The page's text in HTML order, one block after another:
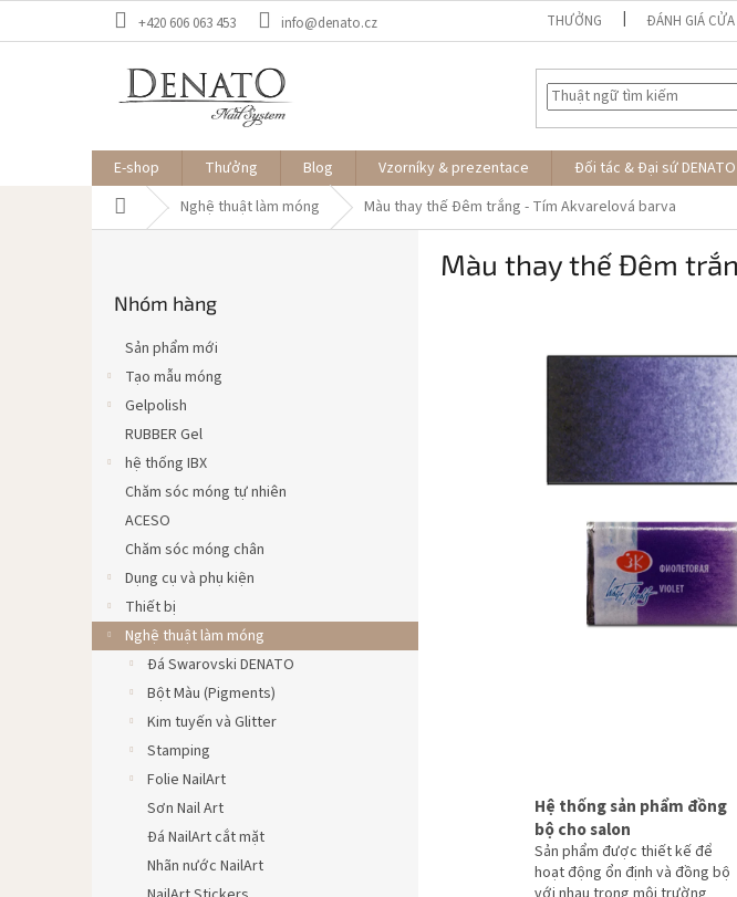
+420 606 063 453 info@denato.cz THƯỞNG ĐÁNH GIÁ CỬA
E-shop Thưởng Blog Vzorníky & prezentace Đối tác & Đại sứ DENATO
Trang
chủ
Nghệ thuật làm móng Màu thay thế Đêm trắng - Tím Akvarelová barva
qua
mục
Nhóm hàng
Sản phẩm mới
Tạo mẫu móng
Gelpolish
RUBBER Gel
hệ thống IBX
Chăm sóc móng tự nhiên
ACESO
Chăm sóc móng chân
Dụng cụ và phụ kiện
Thiết bị
Nghệ thuật làm móng
Đá Swarovski DENATO
Bột Màu (Pigments)
Kim tuyến và Glitter
Stamping
Folie NailArt
Sơn Nail Art
Đá NailArt cắt mặt
Nhãn nước NailArt
Màu thay thế Đêm
Hệ thống sản phẩm đồng
bộ cho salon
Sản phẩm được thiết kế để
hoạt động ổn định và đồng bộ